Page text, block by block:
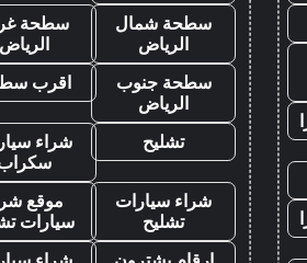
سطحة شمال
الرياض
سطحة
الرياض
سطحة جنوب
الرياض
اقرب
تشليح
شراء
شراء سيارات
تشليح
موقع
سيارات